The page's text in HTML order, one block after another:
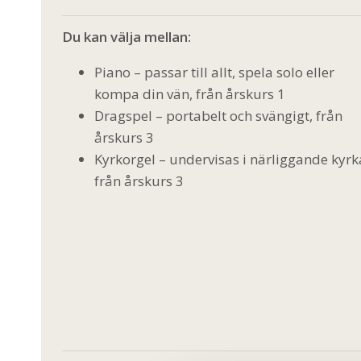
Du kan välja mellan:
Piano – passar till allt, spela solo eller
kompa din vän, från årskurs 1
Dragspel – portabelt och svängigt, från
årskurs 3
Kyrkorgel – undervisas i närliggande
från årskurs 3